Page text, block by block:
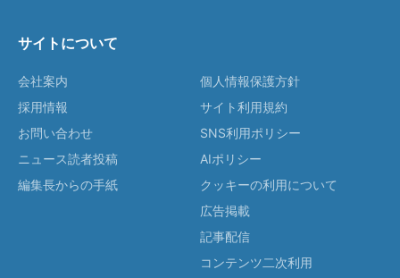
サイトについて
会社案内
採用情報
お問い合わせ
ニュース読者投稿
編集長からの手紙
個人情報保護方針
サイト利用規約
SNS利用ポリシー
AIポリシー
クッキーの利用について
広告掲載
記事配信
コンテンツ二次利用